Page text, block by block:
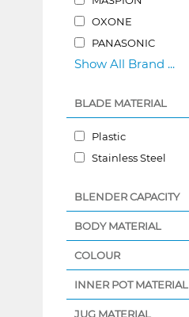
OXONE
PANASONIC
Show All Brand ...
BLADE MATERIAL
Plastic
Stainless Steel
BLENDER CAPACITY
BODY MATERIAL
COLOUR
INNER POT MATERIAL
JUG MATERIAL